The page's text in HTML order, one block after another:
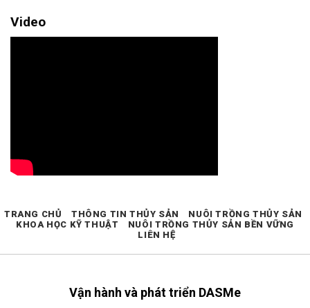
Video
Vận hành và phát triển DASMe
TRANG CHỦ THÔNG TIN THỦY SẢN
NUÔI TRỒNG THỦY SẢN
KHOA HỌC KỸ THUẬT
NUÔI TRỒNG THỦY SẢN BỀN VỮNG
LIÊN HỆ